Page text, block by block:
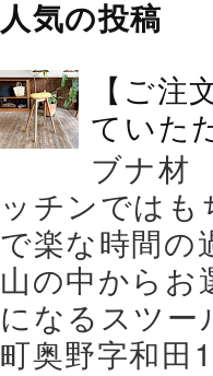
人気の投稿
【ご
ていた
ブナ材
ッチンでは
で楽な時間の
山の中から
になるスツー
町奥野字和